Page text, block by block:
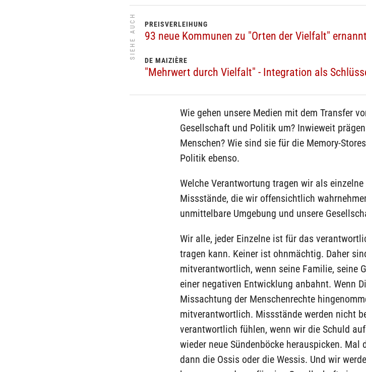
SIEHE AUCH PREISVERLEIHUNG
93 neue Kommunen zu "Orten der Vielfalt" ernannt
DE MAIZIÈRE
"Mehrwert durch Vielfalt" - Integration als
Wie gehen unsere Medien mit dem Transfer
Gesellschaft und Politik um? Inwieweit
Menschen? Wie sind sie für die Memory-
Politik ebenso.
Welche Verantwortung tragen wir als
Missstände, die wir offensichtlich
unmittelbare Umgebung und unsere
Wir alle, jeder Einzelne ist für das
tragen kann. Keiner ist ohnmächtig. Daher
mitverantwortlich, wenn seine Familie, seine
einer negativen Entwicklung anbahnt. Wenn
Missachtung der Menschenrechte
mitverantwortlich. Missstände werden nicht
verantwortlich fühlen, wenn wir die Schuld
wieder neue Sündenböcke herauspicken. Mal
dann die Ossis oder die Wessis. Und wir